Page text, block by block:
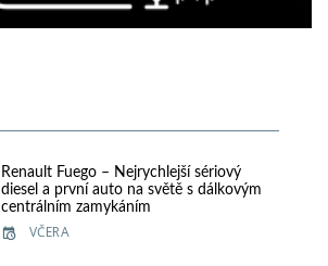
Renault Fuego – Nejrychlejší sériový
diesel a první auto na světě s dálkovým
centrálním zamykáním
VČERA